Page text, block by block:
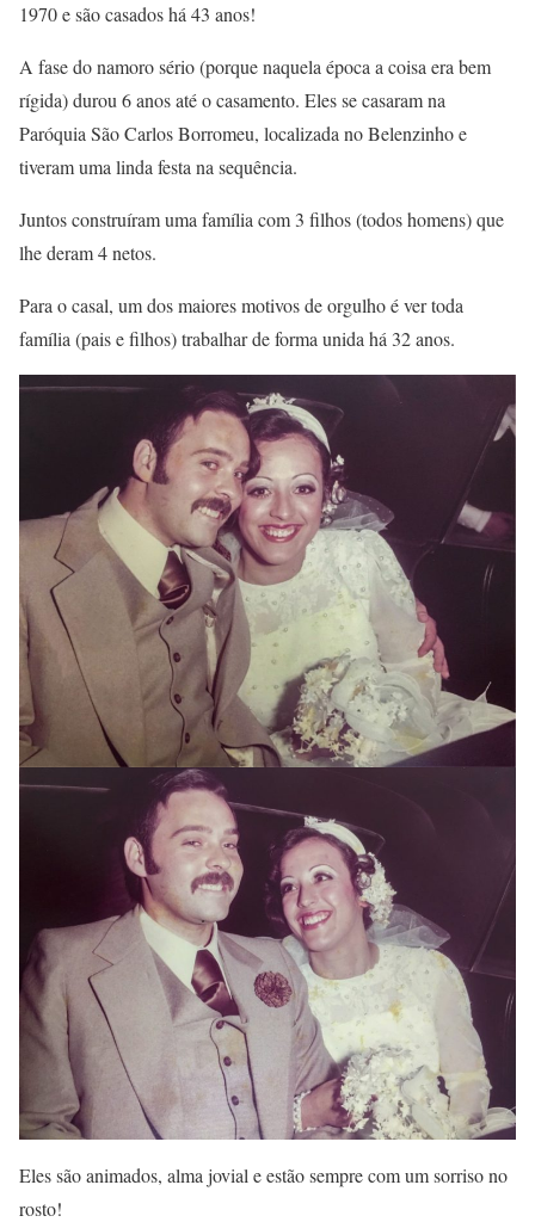
1970 e são casados há 43 anos!
A fase do namoro sério (porque naquela época a coisa era bem
rígida) durou 6 anos até o casamento. Eles se casaram na
Paróquia São Carlos Borromeu, localizada no Belenzinho e
tiveram uma linda festa na sequência.
Juntos construíram uma família com 3 filhos (todos homens) que
lhe deram 4 netos.
Para o casal, um dos maiores motivos de orgulho é ver toda
família (pais e filhos) trabalhar de forma unida há 32 anos.
Eles são animados, alma jovial e estão sempre com um sorriso no
rosto!